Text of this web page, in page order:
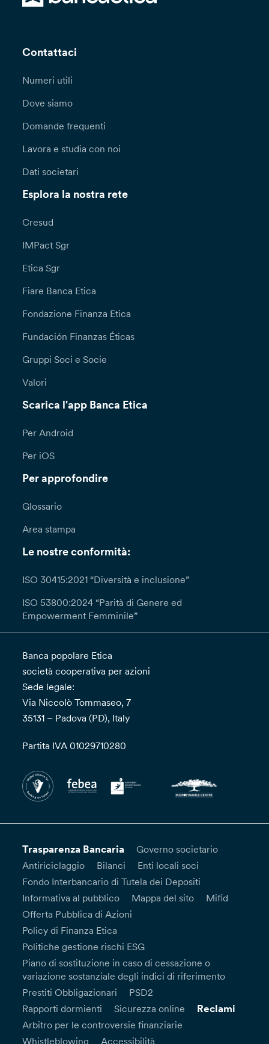
Contattaci
Numeri utili
Dove siamo
Domande frequenti
Lavora e studia con noi
Dati societari
Esplora la nostra rete
Cresud
IMPact Sgr
Etica Sgr
Fiare Banca Etica
Fondazione Finanza Etica
Fundación Finanzas Éticas
Gruppi Soci e Socie
Valori
Scarica l'app Banca Etica
Per Android
Per iOS
Per approfondire
Glossario
Area stampa
Le nostre conformità:
ISO 30415:2021 “Diversità e inclusione”
ISO 53800:2024 “Parità di Genere ed
Empowerment Femminile”
Banca popolare Etica
società cooperativa per azioni
Sede legale:
Via Niccolò Tommaseo, 7
35131 – Padova (PD), Italy
Partita IVA 01029710280
Trasparenza Bancaria
Governo societario
Antiriciclaggio
Bilanci
Enti locali soci
Fondo Interbancario di Tutela dei Depositi
Informativa al pubblico
Mappa del sito
Mifid
Offerta Pubblica di Azioni
Policy di Finanza Etica
Politiche gestione rischi ESG
Piano di sostituzione in caso di cessazione o
variazione sostanziale degli indici di riferimento
Prestiti Obbligazionari
PSD2
Rapporti dormienti
Sicurezza online Reclami
Arbitro per le controversie finanziarie
Whistleblowing
Accessibilità